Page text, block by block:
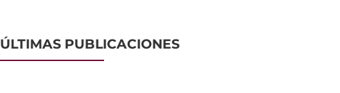
ÚLTIMAS PUBLICACIONES